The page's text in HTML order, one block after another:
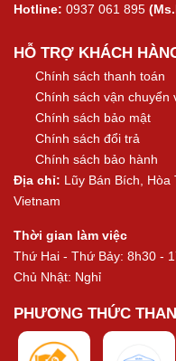
Hotline: 0937 061 895
HỖ TRỢ KHÁCH
Chính sách thanh toán
Chính sách vận chuyển
Chính sách bảo mật
Chính sách đổi trả
Chính sách bảo hành
Địa chỉ: Lũy Bán Bích, Hòa
Vietnam
Thời gian làm việc
Thứ Hai - Thứ Bảy: 8h30 -
Chủ Nhật: Nghỉ
PHƯƠNG THỨC